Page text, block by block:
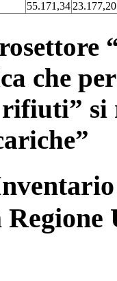
55.171,3423.177,20
che